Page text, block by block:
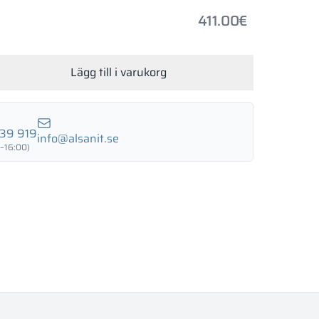
411.00€
Lägg till i varukorg
919info@alsanit.se
ASH
JA